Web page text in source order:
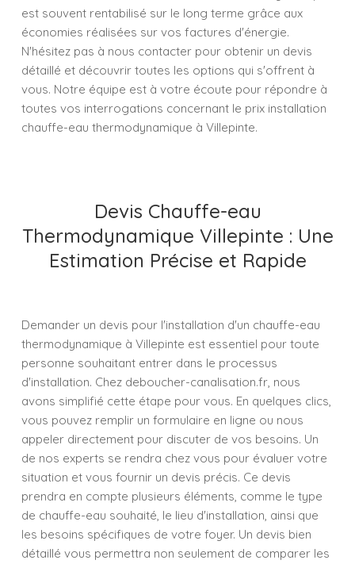
est souvent rentabilisé sur le long terme grâce aux
économies réalisées sur vos factures d'énergie.
N'hésitez pas à nous contacter pour obtenir un devis
détaillé et découvrir toutes les options qui s'offrent à
vous. Notre équipe est à votre écoute pour répondre à
toutes vos interrogations concernant le prix installation
chauffe-eau thermodynamique à Villepinte.
Devis Chauffe-eau
Thermodynamique Villepinte : Une
Estimation Précise et Rapide
Demander un devis pour l'installation d'un chauffe-eau
thermodynamique à Villepinte est essentiel pour toute
personne souhaitant entrer dans le processus
d'installation. Chez deboucher-canalisation.fr, nous
avons simplifié cette étape pour vous. En quelques clics,
vous pouvez remplir un formulaire en ligne ou nous
appeler directement pour discuter de vos besoins. Un
de nos experts se rendra chez vous pour évaluer votre
situation et vous fournir un devis précis. Ce devis
prendra en compte plusieurs éléments, comme le type
de chauffe-eau souhaité, le lieu d'installation, ainsi que
les besoins spécifiques de votre foyer. Un devis bien
détaillé vous permettra non seulement de comparer les